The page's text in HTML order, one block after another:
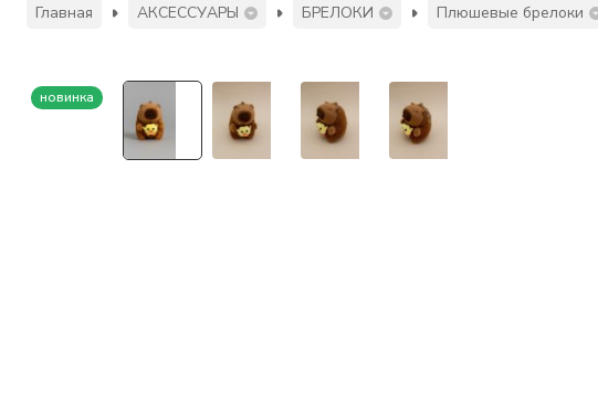
Главная АКСЕССУАРЫ БРЕЛОКИ Плюшевые брелоки
новинка